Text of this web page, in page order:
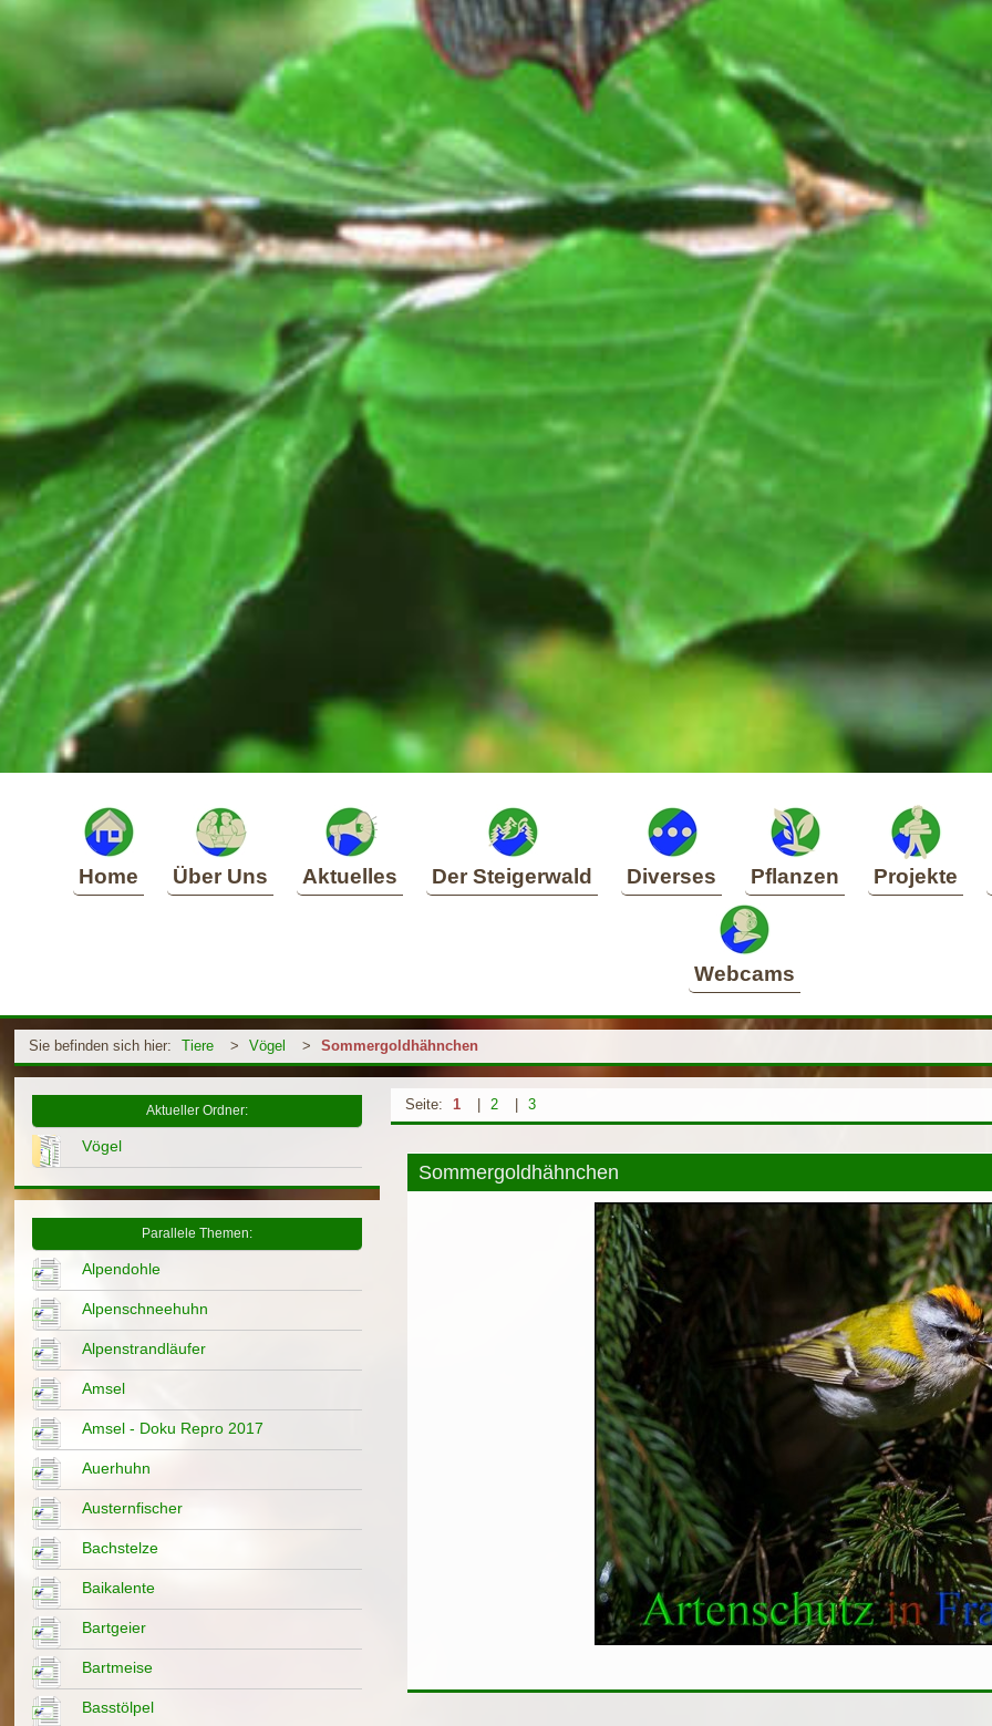
Home Über Uns Aktuelles Der Steigerwald Diverses Pflanzen Projekte
Webcams
Sie befinden sich hier: Tiere > Vögel > Sommergoldhähnchen
Seite: 1 2 3
Sommergoldhähnchen
Aktueller Ordner:
Vögel
Parallele Themen:
Alpendohle
Alpenschneehuhn
Alpenstrandläufer
Amsel
Amsel - Doku Repro 2017
Auerhuhn
Austernfischer
Bachstelze
Baikalente
Bartgeier
Bartmeise
Basstölpel